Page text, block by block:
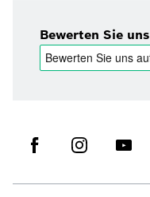
Bewerten Sie uns